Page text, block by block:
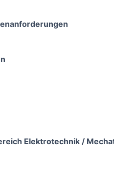
Elektrotechnik /